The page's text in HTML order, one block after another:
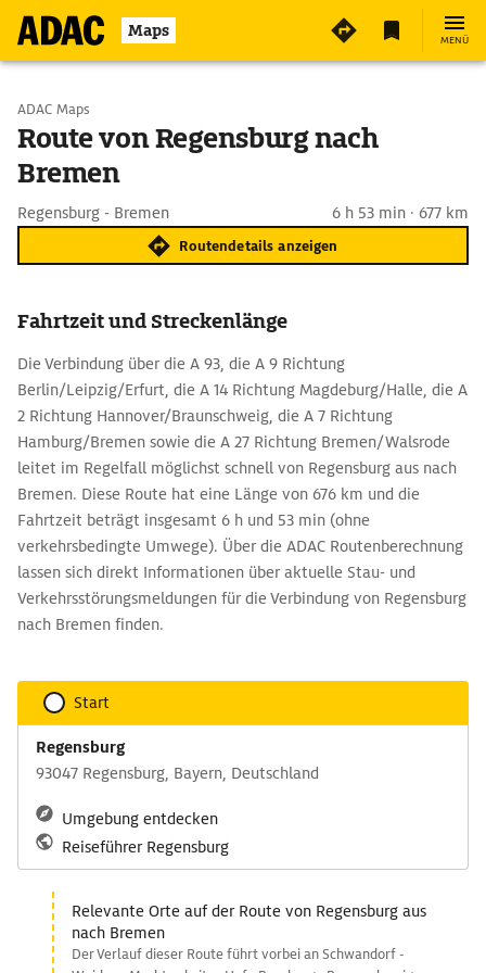
Maps MENÜ
Start wählen
Ziel eingeben
ADAC Maps
Route von Regensburg nach
Bremen
Regensburg - Bremen 6 h 53 min · 677 km
Routendetails anzeigen
Fahrtzeit und Streckenlänge
Die Verbindung über die A 93, die A 9 Richtung
Berlin/Leipzig/Erfurt, die A 14 Richtung Magdeburg/Halle, die A
2 Richtung Hannover/Braunschweig, die A 7 Richtung
Hamburg/Bremen sowie die A 27 Richtung Bremen/Walsrode
leitet im Regelfall möglichst schnell von Regensburg aus nach
Bremen. Diese Route hat eine Länge von 676 km und die
Fahrtzeit beträgt insgesamt 6 h und 53 min (ohne
verkehrsbedingte Umwege). Über die ADAC Routenberechnung
lassen sich direkt Informationen über aktuelle Stau- und
Verkehrsstörungsmeldungen für die Verbindung von Regensburg
nach Bremen finden.
Start
Regensburg
93047 Regensburg, Bayern, Deutschland
Umgebung entdecken
Reiseführer Regensburg
Relevante Orte auf der Route von Regensburg aus
nach Bremen
Der Verlauf dieser Route führt vorbei an Schwandorf -